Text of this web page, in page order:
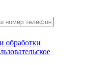
обработки